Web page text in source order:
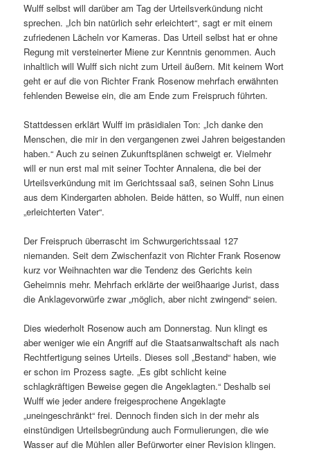
Wulff selbst will darüber am Tag der Urteilsverkündung nicht
sprechen. „Ich bin natürlich sehr erleichtert“, sagt er mit einem
zufriedenen Lächeln vor Kameras. Das Urteil selbst hat er ohne
Regung mit versteinerter Miene zur Kenntnis genommen. Auch
inhaltlich will Wulff sich nicht zum Urteil äußern. Mit keinem Wort
geht er auf die von Richter Frank Rosenow mehrfach erwähnten
fehlenden Beweise ein, die am Ende zum Freispruch führten.
Stattdessen erklärt Wulff im präsidialen Ton: „Ich danke den
Menschen, die mir in den vergangenen zwei Jahren beigestanden
haben.“ Auch zu seinen Zukunftsplänen schweigt er. Vielmehr
will er nun erst mal mit seiner Tochter Annalena, die bei der
Urteilsverkündung mit im Gerichtssaal saß, seinen Sohn Linus
aus dem Kindergarten abholen. Beide hätten, so Wulff, nun einen
„erleichterten Vater“.
Der Freispruch überrascht im Schwurgerichtssaal 127
niemanden. Seit dem Zwischenfazit von Richter Frank Rosenow
kurz vor Weihnachten war die Tendenz des Gerichts kein
Geheimnis mehr. Mehrfach erklärte der weißhaarige Jurist, dass
die Anklagevorwürfe zwar „möglich, aber nicht zwingend“ seien.
Dies wiederholt Rosenow auch am Donnerstag. Nun klingt es
aber weniger wie ein Angriff auf die Staatsanwaltschaft als nach
Rechtfertigung seines Urteils. Dieses soll „Bestand“ haben, wie
er schon im Prozess sagte. „Es gibt schlicht keine
schlagkräftigen Beweise gegen die Angeklagten.“ Deshalb sei
Wulff wie jeder andere freigesprochene Angeklagte
„uneingeschränkt“ frei. Dennoch finden sich in der mehr als
einstündigen Urteilsbegründung auch Formulierungen, die wie
Wasser auf die Mühlen aller Befürworter einer Revision klingen.